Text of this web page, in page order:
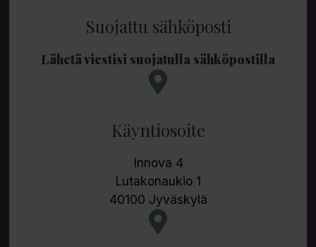
Suojattu sähköposti
Lähetä viestisi suojatulla sähköpostilla
Käyntiosoite
Innova 4
Lutakonaukio 1
40100 Jyväskylä